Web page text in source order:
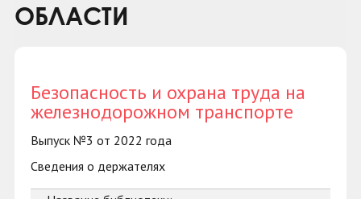
ОБЛАСТИ
Безопасность и охрана труда на
железнодорожном транспорте
Выпуск №3 от 2022 года
Сведения о держателях